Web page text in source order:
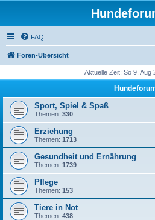
FAQ
Foren-Übersicht
Aktuelle Zeit: So 9. Aug
Sport, Spiel & Spaß
Themen: 330
Erziehung
Themen: 1713
Gesundheit und Ernährung
Themen: 1739
Pflege
Themen: 153
Tiere in Not
Themen: 438